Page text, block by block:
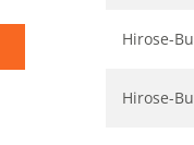
Hirose-
Hirose-